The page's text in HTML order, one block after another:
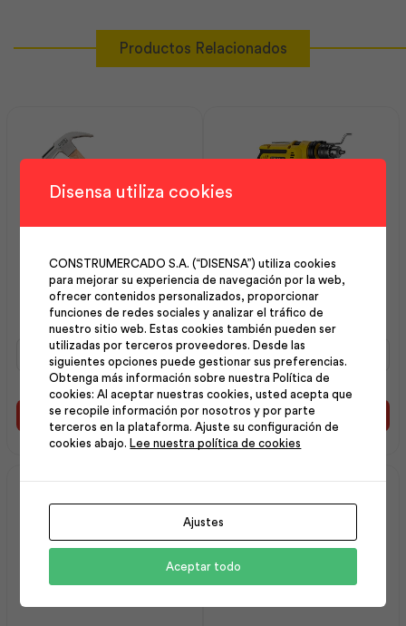
Productos Relacionados
Martillo 20oz Curvo
Mnago Madera | Stanley
Martillo
Mnago
Madera
|
Stanley
Añadir al carrito
Taladro Percutor 0.5 plg
700w | Stanley
Taladro
Percutor
0.5
plg
700w
|
Stanley
Añadir al carrito
Disensa utiliza cookies
CONSTRUMERCADO S.A. (“DISENSA”) utiliza cookies
para mejorar su experiencia de navegación por la web,
ofrecer contenidos personalizados, proporcionar
funciones de redes sociales y analizar el tráfico de
nuestro sitio web. Estas cookies también pueden ser
utilizadas por terceros proveedores. Desde las
siguientes opciones puede gestionar sus preferencias.
Obtenga más información sobre nuestra Política de
cookies: Al aceptar nuestras cookies, usted acepta que
se recopile información por nosotros y por parte
terceros en la plataforma. Ajuste su configuración de
cookies abajo.
Lee nuestra política de cookies
Ajustes
Aceptar todo